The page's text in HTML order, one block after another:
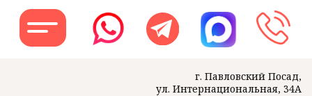
Заказать
Доставляем по РФ